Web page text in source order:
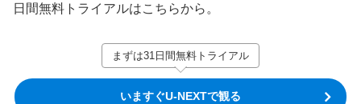
日間無料トライアルはこちらから。
まずは31日間無料トライアル
いますぐU-NEXTで観る